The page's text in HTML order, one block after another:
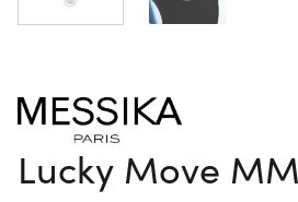
Lucky Move